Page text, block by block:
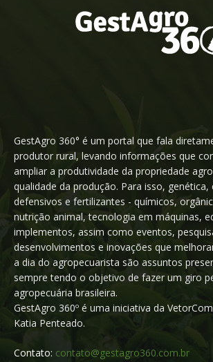
GestAgro 360° é um portal que fala
produtor rural, levando informações que
ampliar a produtividade da propriedade
qualidade da produção. Para isso, genética,
defensivos e fertilizantes - químicos,
nutrição animal, tecnologia em máquinas,
implementos, assim como eventos,
desenvolvimentos e inovações que
a dia do agropecuarista são assuntos
sempre tendo o objetivo de fazer um giro
agropecuária brasileira.
GestAgro 360º é uma iniciativa da
Katia Penteado.
Contato: contato@gestagro360.com.br